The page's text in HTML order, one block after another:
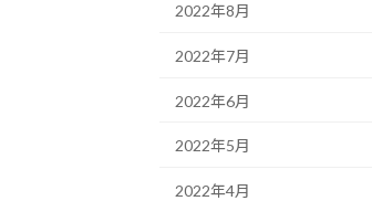
2022年8月
2022年7月
2022年6月
2022年5月
2022年4月